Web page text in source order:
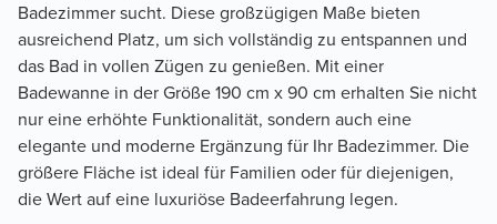
Badezimmer sucht. Diese großzügigen Maße bieten
ausreichend Platz, um sich vollständig zu entspannen und
das Bad in vollen Zügen zu genießen. Mit einer
Badewanne in der Größe 190 cm x 90 cm erhalten Sie nicht
nur eine erhöhte Funktionalität, sondern auch eine
elegante und moderne Ergänzung für Ihr Badezimmer. Die
größere Fläche ist ideal für Familien oder für diejenigen,
die Wert auf eine luxuriöse Badeerfahrung legen.